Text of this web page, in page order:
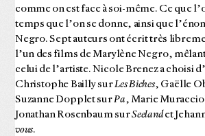
comme on est face à soi-même. Ce que
temps que l’on se donne, ainsi que
Negro. Sept auteurs ont écrit très
l’un des films de Marylène Negro,
celui de l’artiste. Nicole Brenez a choisi
Christophe Bailly surLes Biches, Gaëlle
Suzanne Dopplet surPa, Marie
Jonathan Rosenbaum surSeelandet
vous.